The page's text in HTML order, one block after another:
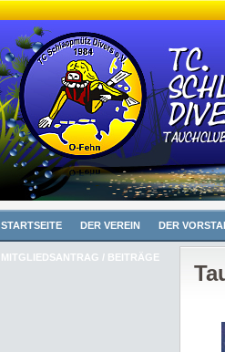
STARTSEITE DER VEREIN DER
MITGLIEDSANTRAG / BEITRÄGE